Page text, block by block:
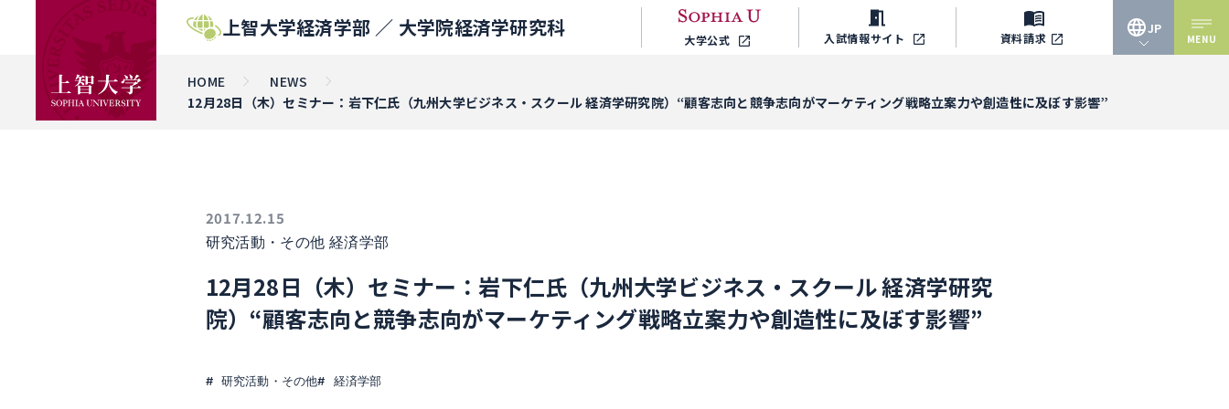
上智大学経済学部 ／ 大学院経済学研究科 大学公式 入試情報サイト 資料請求
JP
MENU
HOME
NEWS
12月28日（木）セミナー：岩下仁氏（九州大学ビジネス・スクール 経済学研究院）“顧客志向と競争志向がマーケティング戦略立案力や創造性に及ぼす影響”
2017.12.15
研究活動・その他 経済学部
12月28日（木）セミナー：岩下仁氏（九州大学ビジネス・スクール 経済学研究
院）“顧客志向と競争志向がマーケティング戦略立案力や創造性に及ぼす影響”
研究活動・その他 経済学部